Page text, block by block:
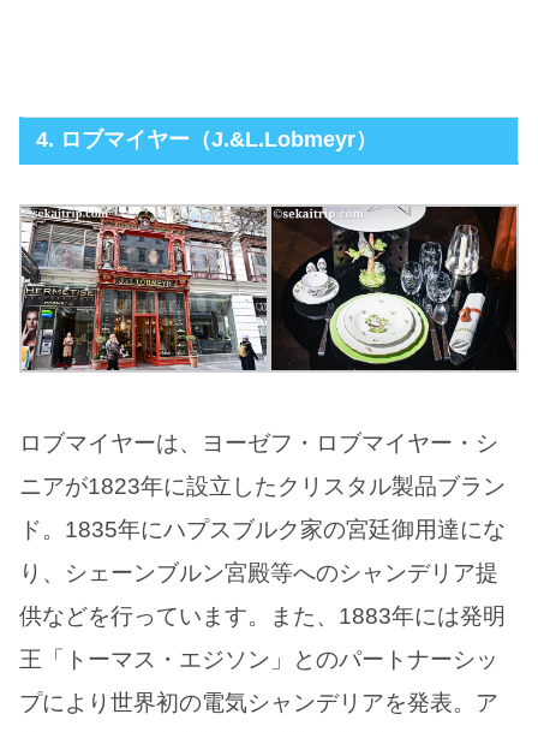
4. ロブマイヤー（J.&L.Lobmeyr）
ロブマイヤーは、ヨーゼフ・ロブマイヤー・シ
ニアが1823年に設立したクリスタル製品ブラン
ド。1835年にハプスブルク家の宮廷御用達にな
り、シェーンブルン宮殿等へのシャンデリア提
供などを行っています。また、1883年には発明
王「トーマス・エジソン」とのパートナーシッ
プにより世界初の電気シャンデリアを発表。ア